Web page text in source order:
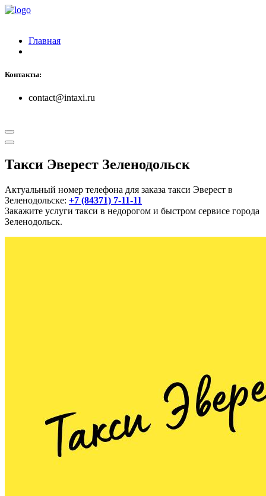
Главная
Контакты:
contact@intaxi.ru
Такси Эверест Зеленодольск
Актуальный номер телефона для заказа такси Эверест в
Зеленодольске: +7 (84371) 7-11-11
Закажите услуги такси в недорогом и быстром сервисе города
Зеленодольск.